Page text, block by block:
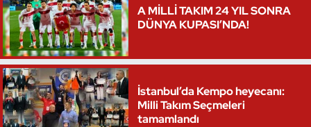
A MİLLİ TAKIM 24 YIL SONRA
DÜNYA KUPASI’NDA!
İstanbul’da Kempo heyecanı:
Milli Takım Seçmeleri
tamamlandı